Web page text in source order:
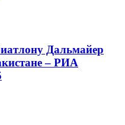
Дальмайер
– РИА